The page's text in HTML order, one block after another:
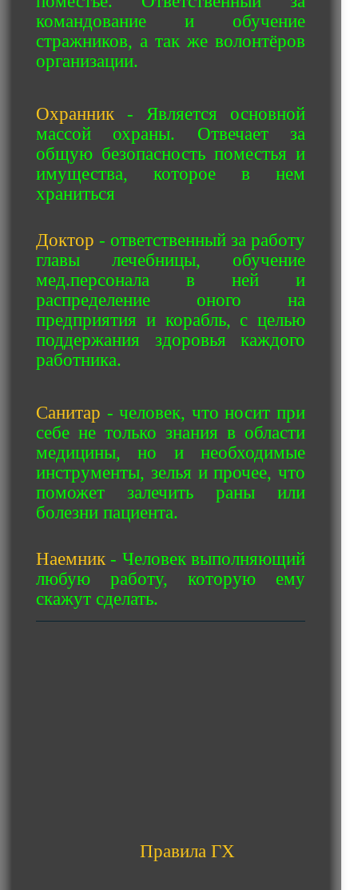
командование и обучение
стражников, а так же волонтёров
организации.
Охранник - Является основной
массой охраны. Отвечает за
общую безопасность поместья и
имущества, которое в нем
храниться
Доктор - ответственный за работу
главы лечебницы, обучение
мед.персонала в ней и
распределение оного на
предприятия и корабль, с целью
поддержания здоровья каждого
работника.
Санитар - человек, что носит при
себе не только знания в области
медицины, но и необходимые
инструменты, зелья и прочее, что
поможет залечить раны или
болезни пациента.
Наемник - Человек выполняющий
любую работу, которую ему
скажут сделать.
Правила ГХ